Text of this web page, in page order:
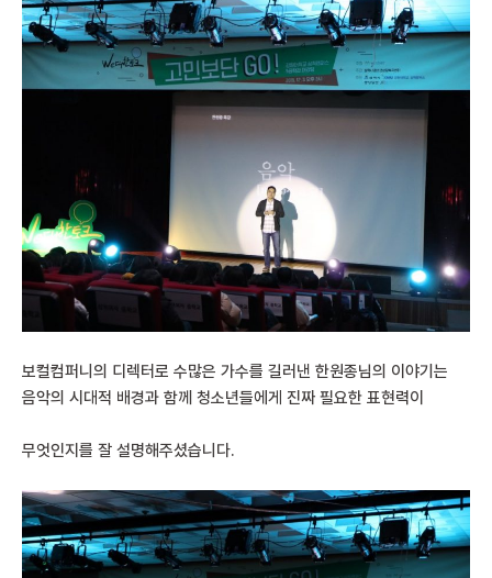
보컬컴퍼니의 디렉터로 수많은 가수를 길러낸 한원종님의 이야기는
음악의 시대적 배경과 함께 청소년들에게 진짜 필요한 표현력이
무엇인지를 잘 설명해주셨습니다.